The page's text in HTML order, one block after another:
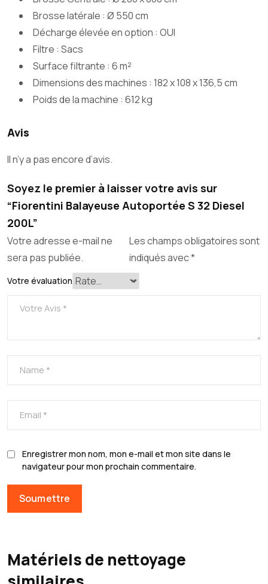
Brosse latérale : Ø 550 cm
Décharge élevée en option : OUI
Filtre : Sacs
Surface filtrante : 6 m²
Dimensions des machines : 182 x 108 x 136,5 cm
Poids de la machine : 612 kg
Avis
Il n’y a pas encore d’avis.
Soyez le premier à laisser votre avis sur
“Fiorentini Balayeuse Autoportée S 32 Diesel
200L”
Votre adresse e-mail ne
sera pas publiée.
Les champs obligatoires sont
indiqués avec*
Votre évaluation
Enregistrer mon nom, mon e-mail et mon site dans le
navigateur pour mon prochain commentaire.
Matériels de nettoyage